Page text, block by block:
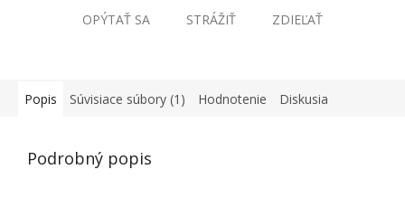
OPÝTAŤ SA STRÁŽIŤ ZDIEĽAŤ
Popis Súvisiace súbory (1) Hodnotenie Diskusia
Podrobný popis